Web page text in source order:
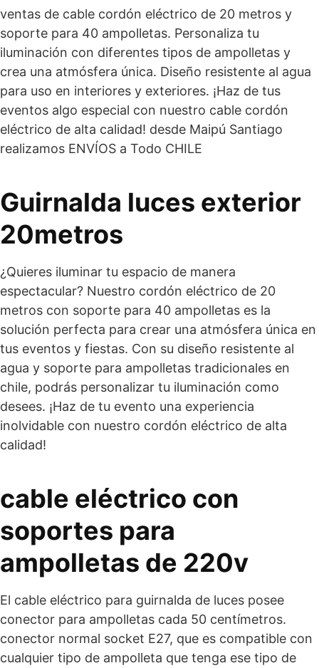
ventas de cable cordón eléctrico de 20 metros y
soporte para 40 ampolletas. Personaliza tu
iluminación con diferentes tipos de ampolletas y
crea una atmósfera única. Diseño resistente al agua
para uso en interiores y exteriores. ¡Haz de tus
eventos algo especial con nuestro cable cordón
eléctrico de alta calidad! desde Maipú Santiago
realizamos ENVÍOS a Todo CHILE
Guirnalda luces exterior
20metros
¿Quieres iluminar tu espacio de manera
espectacular? Nuestro cordón eléctrico de 20
metros con soporte para 40 ampolletas es la
solución perfecta para crear una atmósfera única en
tus eventos y fiestas. Con su diseño resistente al
agua y soporte para ampolletas tradicionales en
chile, podrás personalizar tu iluminación como
desees. ¡Haz de tu evento una experiencia
inolvidable con nuestro cordón eléctrico de alta
calidad!
cable eléctrico con
soportes para
ampolletas de 220v
El cable eléctrico para guirnalda de luces posee
conector para ampolletas cada 50 centímetros.
conector normal socket E27, que es compatible con
cualquier tipo de ampolleta que tenga ese tipo de